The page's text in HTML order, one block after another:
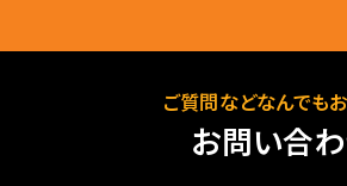
ご質問などなんでも
お問い合